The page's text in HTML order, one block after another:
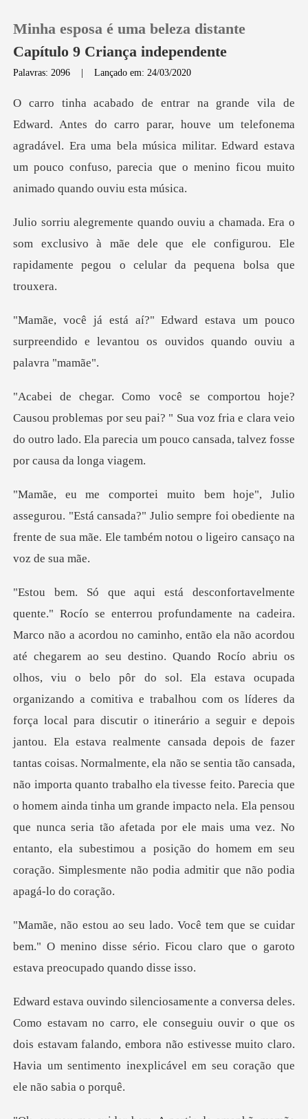
0
Loja
Sair
Baixar App
Minha esposa é uma beleza distante
Capítulo 9 Criança independente
Palavras: 2096 |Lançado em: 24/03/2020
houve um telefonema
agradável. Era uma bela música militar. Edward estava
um p
som exclusivo à mãe dele que ele configurou. Ele
rapi
a um pouco
surpreendido e levantou os
s por seu pai? " Sua voz fria e clara veio
do outro lado. Ela p
Está cansada?" Julio sempre foi obediente na
frente de sua
organizando a comitiva e trabalhou com os líderes da
força local para discutir o itinerário a seguir e depois
jantou. Ela estava realmente cansada depois de fazer
tantas coisas. Normalmente, ela não se sentia tão cansada,
não importa quanto trabalho ela ti
uidar
bem." O menino disse sério. Ficou claro qu
le conseguiu ouvir o que os
dois estavam falando, embora não estivesse muito cla